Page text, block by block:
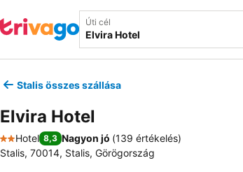
Úti cél
Stalis összes szállása
Elvira Hotel
2 Kategória
Hotel 8,3 Nagyon jó (139 értékelés)
Stalis, 70014, Stalis, Görögország